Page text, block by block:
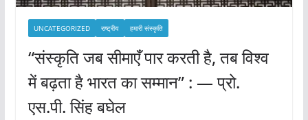
UNCATEGORIZED राष्ट्रीय हमारी संस्कृति
“संस्कृति जब सीमाएँ पार करती है, तब विश्व
में बढ़ता है भारत का सम्मान” : — प्रो.
एस.पी. सिंह बघेल